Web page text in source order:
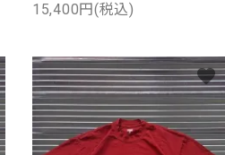
15,400円(税込)
favorite